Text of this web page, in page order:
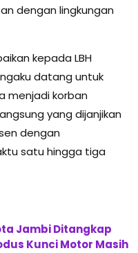
dengan lingkungan
kepada LBH
datang untuk
menjadi korban
yang dijanjikan
dengan
satu hingga tiga
Jambi Ditangkap
Kunci Motor Masih